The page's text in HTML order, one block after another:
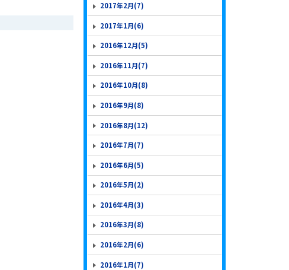
2017年2月(7)
2017年1月(6)
2016年12月(5)
2016年11月(7)
2016年10月(8)
2016年9月(8)
2016年8月(12)
2016年7月(7)
2016年6月(5)
2016年5月(2)
2016年4月(3)
2016年3月(8)
2016年2月(6)
2016年1月(7)